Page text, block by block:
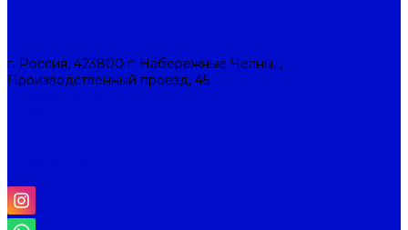
г. Россия, 423800 г. Набережные Челны, ,
Производственный проезд, 45